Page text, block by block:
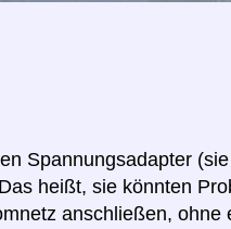
Spannungsadapter
heißt, sie könnten
anschließen, ohne